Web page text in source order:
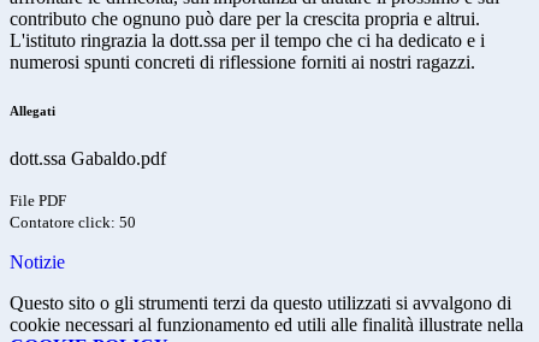
contributo che ognuno può dare per la crescita propria e altrui.
L'istituto ringrazia la dott.ssa per il tempo che ci ha dedicato e i
numerosi spunti concreti di riflessione forniti ai nostri ragazzi.
Allegati
dott.ssa Gabaldo.pdf
File PDF
Contatore click: 50
Notizie
Questo sito o gli strumenti terzi da questo utilizzati si avvalgono di
cookie necessari al funzionamento ed utili alle finalità illustrate nella